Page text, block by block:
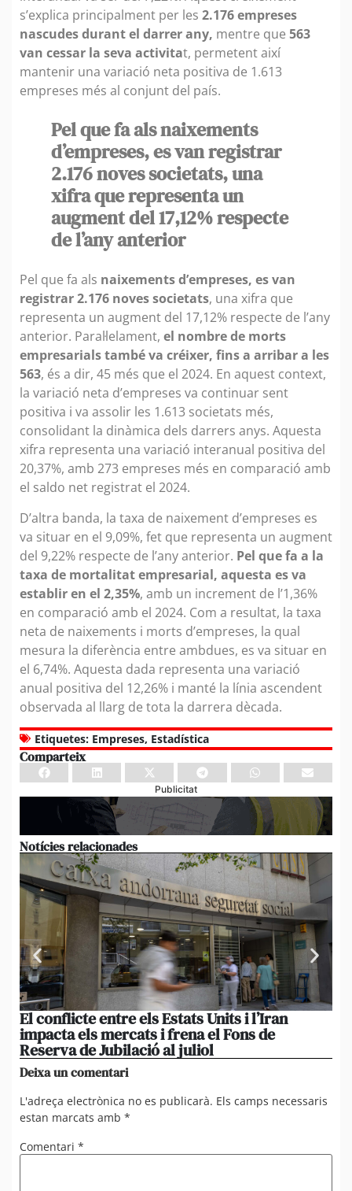
s’explica principalment per les 2.176 empreses
nascudes durant el darrer any, mentre que 563
van cessar la seva activitat, permetent així
mantenir una variació neta positiva de 1.613
empreses més al conjunt del país.
Pel que fa als naixements
d’empreses, es van registrar
2.176 noves societats, una
xifra que representa un
augment del 17,12% respecte
de l’any anterior
Pel que fa als naixements d’empreses, es van
registrar 2.176 noves societats, una xifra que
representa un augment del 17,12% respecte de l’any
anterior. Paral·lelament, el nombre de morts
empresarials també va créixer, fins a arribar a les
563, és a dir, 45 més que el 2024. En aquest context,
la variació neta d’empreses va continuar sent
positiva i va assolir les 1.613 societats més,
consolidant la dinàmica dels darrers anys. Aquesta
xifra representa una variació interanual positiva del
20,37%, amb 273 empreses més en comparació amb
el saldo net registrat el 2024.
D’altra banda, la taxa de naixement d’empreses es
va situar en el 9,09%, fet que representa un augment
del 9,22% respecte de l’any anterior. Pel que fa a la
taxa de mortalitat empresarial, aquesta es va
establir en el 2,35%, amb un increment de l’1,36%
en comparació amb el 2024. Com a resultat, la taxa
neta de naixements i morts d’empreses, la qual
mesura la diferència entre ambdues, es va situar en
el 6,74%. Aquesta dada representa una variació
anual positiva del 12,26% i manté la línia ascendent
observada al llarg de tota la darrera dècada.
Etiquetes: Empreses, Estadística
Comparteix
Publicitat
Notícies relacionades
El conflicte entre els Estats Units i l’Iran
impacta els mercats i frena el Fons de
Reserva de Jubilació al juliol
Deixa un comentari
L'adreça electrònica no es publicarà. Els camps necessaris
estan marcats amb *
Comentari *